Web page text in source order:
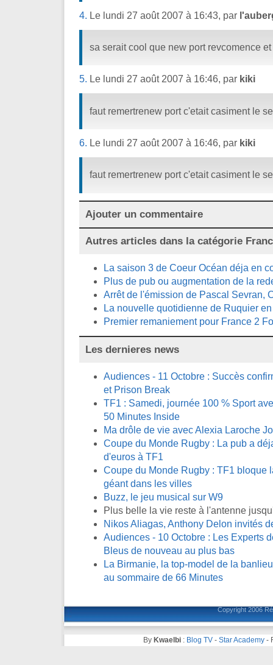
4. Le lundi 27 août 2007 à 16:43, par
sa serait cool que new port revcomence
5. Le lundi 27 août 2007 à 16:46, par kiki
faut remertrenew port c'etait casiment le
6. Le lundi 27 août 2007 à 16:46, par kiki
faut remertrenew port c'etait casiment le
Ajouter un commentaire
Autres articles dans la catégorie
La saison 3 de Coeur Océan déja en
Plus de pub ou augmentation de la
Arrêt de l'émission de Pascal Sevran,
La nouvelle quotidienne de Ruquier
Premier remaniement pour France 2
Les dernieres news
Audiences - 11 Octobre : Succès
et Prison Break
TF1 : Samedi, journée 100 % Sport
50 Minutes Inside
Ma drôle de vie avec Alexia Laroche
Coupe du Monde Rugby : La pub a
d'euros à TF1
Coupe du Monde Rugby : TF1 bloque
géant dans les villes
Buzz, le jeu musical sur W9
Plus belle la vie reste à l'antenne
Nikos Aliagas, Anthony Delon invités
Audiences - 10 Octobre : Les Experts
Bleus de nouveau au plus bas
La Birmanie, la top-model de la
au sommaire de 66 Minutes
Copyright 2006
By Kwaelbi: Blog TV- Star Academy-